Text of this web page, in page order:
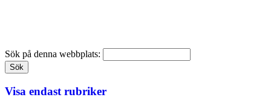
Sök på denna webbplats:
Visa endast rubriker